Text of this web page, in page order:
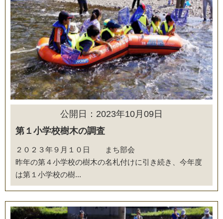
公開日：2023年10月09日
第１小学校樹木の調査
２０２３年９月１０日 まち部会
昨年の第４小学校の樹木の名札付けに引き続き、今年度
は第１小学校の樹...